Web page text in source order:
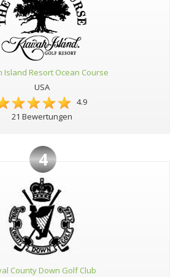
Island Resort Ocean Course
USA
4.9
21 Bewertungen
4
County Down Golf Club